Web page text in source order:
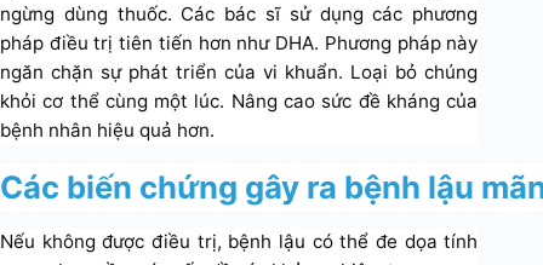
ngừng dùng thuốc. Các bác sĩ sử dụng các phương
pháp điều trị tiên tiến hơn như DHA. Phương pháp này
ngăn chặn sự phát triển của vi khuẩn. Loại bỏ chúng
khỏi cơ thể cùng một lúc. Nâng cao sức đề kháng của
bệnh nhân hiệu quả hơn.
Các biến chứng gây ra bệnh lậu
Nếu không được điều trị, bệnh lậu có thể đe dọa tính